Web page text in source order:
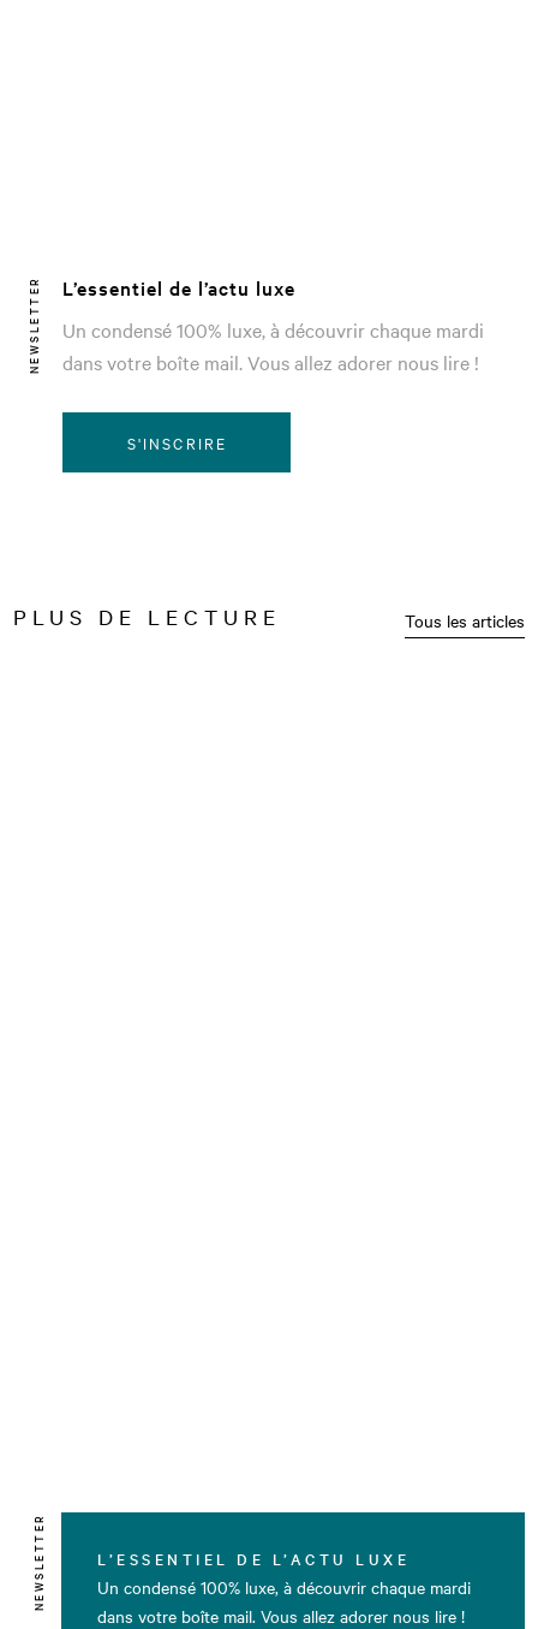
NEWSLETTER
L’essentiel de l’actu luxe
Un condensé 100% luxe, à découvrir chaque mardi
dans votre boîte mail. Vous allez adorer nous lire !
S'INSCRIRE
PLUS DE LECTURE Tous les articles
NEWSLETTER L’ESSENTIEL DE L’ACTU LUXE
Un condensé 100% luxe, à découvrir chaque mardi
dans votre boîte mail. Vous allez adorer nous lire !